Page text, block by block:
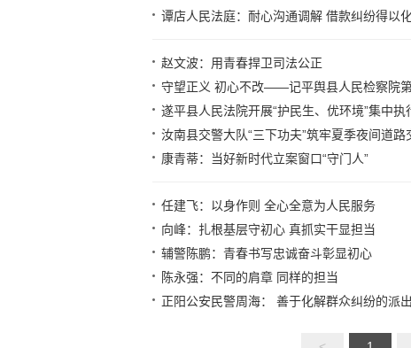
谭店人民法庭：耐心沟通调解 借款纠纷得以
赵文波：用青春捍卫司法公正
守望正义 初心不改——记平舆县人民检察院
遂平县人民法院开展“护民生、优环境”集中执
汝南县交警大队“三下功夫”筑牢夏季夜间道路
康青蒂：当好新时代立案窗口“守门人”
任建飞：以身作则 全心全意为人民服务
向峰：扎根基层守初心 真抓实干显担当
辅警陈鹏：青春书写忠诚奋斗彰显初心
陈永强：不同的肩章 同样的担当
正阳公安民警周海： 善于化解群众纠纷的派